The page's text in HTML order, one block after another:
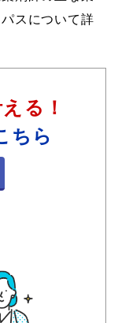
スについて詳
る！
ちら